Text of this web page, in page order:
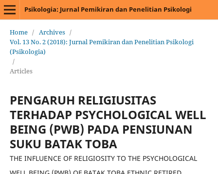
Psikologia: Jurnal Pemikiran dan Penelitian Psikologi
Home / Archives /
Vol. 13 No. 2 (2018): Jurnal Pemikiran dan Penelitian Psikologi
(Psikologia)
/
Articles
PENGARUH RELIGIUSITAS
TERHADAP PSYCHOLOGICAL WELL
BEING (PWB) PADA PENSIUNAN
SUKU BATAK TOBA
THE INFLUENCE OF RELIGIOSITY TO THE PSYCHOLOGICAL